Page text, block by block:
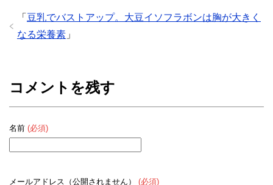
「 豆乳でバストアップ。大豆イソフラボンは胸が大きく
なる栄養素 」
コメントを残す
名前 (必須)
メールアドレス（公開されません） (必須)